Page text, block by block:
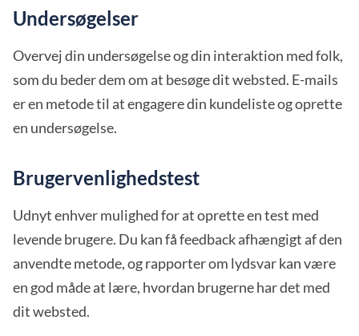
Undersøgelser
Overvej din undersøgelse og din interaktion med folk,
som du beder dem om at besøge dit websted. E-mails
er en metode til at engagere din kundeliste og oprette
en undersøgelse.
Brugervenlighedstest
Udnyt enhver mulighed for at oprette en test med
levende brugere. Du kan få feedback afhængigt af den
anvendte metode, og rapporter om lydsvar kan være
en god måde at lære, hvordan brugerne har det med
dit websted.